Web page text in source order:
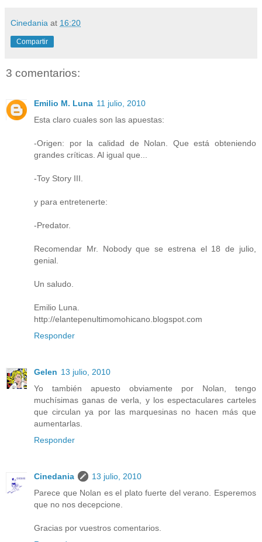
Cinedania at 16:20
Compartir
3 comentarios:
Emilio M. Luna 11 julio, 2010
Esta claro cuales son las apuestas:
-Origen: por la calidad de Nolan. Que está obteniendo
grandes críticas. Al igual que...
-Toy Story III.
y para entretenerte:
-Predator.
Recomendar Mr. Nobody que se estrena el 18 de julio,
genial.
Un saludo.
Emilio Luna.
http://elantepenultimomohicano.blogspot.com
Responder
Gelen 13 julio, 2010
Yo también apuesto obviamente por Nolan, tengo
muchísimas ganas de verla, y los espectaculares carteles
que circulan ya por las marquesinas no hacen más que
aumentarlas.
Responder
Cinedania
13 julio, 2010
Parece que Nolan es el plato fuerte del verano. Esperemos
que no nos decepcione.
Gracias por vuestros comentarios.